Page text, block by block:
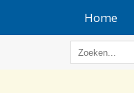
Home